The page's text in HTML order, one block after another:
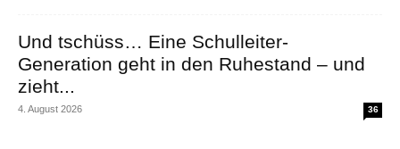
Und tschüss… Eine Schulleiter-
Generation geht in den Ruhestand – und
zieht...
4. August 2026 36